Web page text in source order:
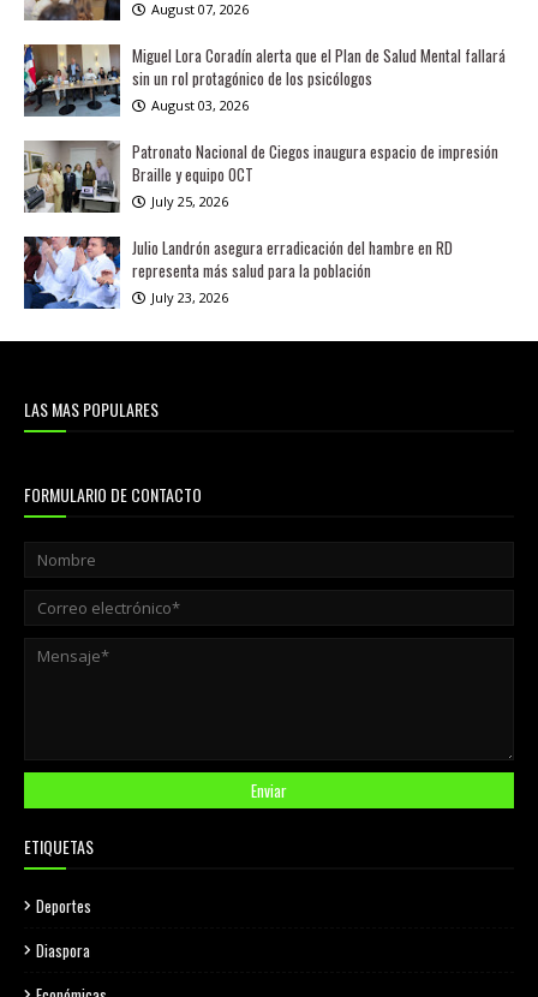
August 07, 2026
Miguel Lora Coradín alerta que el Plan de Salud Mental fallará
sin un rol protagónico de los psicólogos
August 03, 2026
Patronato Nacional de Ciegos inaugura espacio de impresión
Braille y equipo OCT
July 25, 2026
Julio Landrón asegura erradicación del hambre en RD
representa más salud para la población
July 23, 2026
LAS MAS POPULARES
FORMULARIO DE CONTACTO
ETIQUETAS
Deportes
Diaspora